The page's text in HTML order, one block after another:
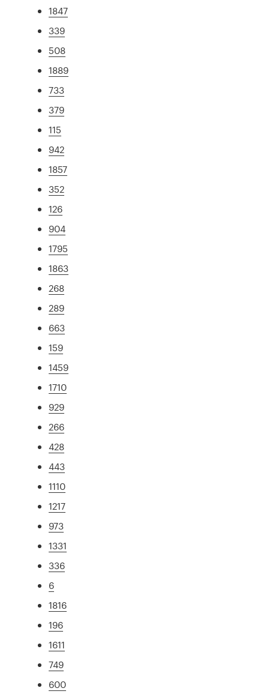
1847
339
508
1889
733
379
115
942
1857
352
126
904
1795
1863
268
289
663
159
1459
1710
929
266
428
443
1110
1217
973
1331
336
6
1816
196
1611
749
600